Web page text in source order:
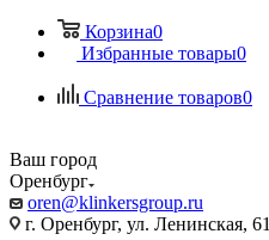
Корзина0
Избранные товары0
Сравнение товаров0
Ваш город
Оренбург
oren@klinkersgroup.ru
г. Оренбург, ул. Ленинская, 61